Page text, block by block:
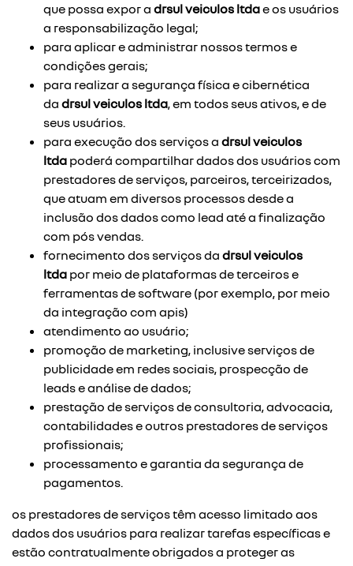
que possa expor a drsul veiculos ltdae os usuários
a responsabilização legal;
para aplicar e administrar nossos termos e
condições gerais;
para realizar a segurança física e cibernética
da drsul veiculos ltda, em todos seus ativos, e de
seus usuários.
para execução dos serviços a drsul veiculos
ltda poderá compartilhar dados dos usuários com
prestadores de serviços, parceiros, terceirizados,
que atuam em diversos processos desde a
inclusão dos dados como lead até a finalização
com pós vendas.
fornecimento dos serviços da drsul veiculos
ltda por meio de plataformas de terceiros e
ferramentas de software (por exemplo, por meio
da integração com apis)
atendimento ao usuário;
promoção de marketing, inclusive serviços de
publicidade em redes sociais, prospecção de
leads e análise de dados;
prestação de serviços de consultoria, advocacia,
contabilidades e outros prestadores de serviços
profissionais;
processamento e garantia da segurança de
pagamentos.
os prestadores de serviços têm acesso limitado aos
dados dos usuários para realizar tarefas específicas e
estão contratualmente obrigados a proteger as